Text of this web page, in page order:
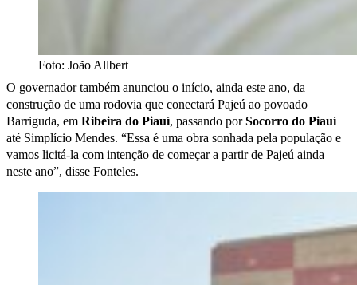
Foto: João Allbert
O governador também anunciou o início, ainda este ano, da
construção de uma rodovia que conectará Pajeú ao povoado
Barriguda, em Ribeira do Piauí, passando porSocorro do Piauí
até Simplício Mendes. “Essa é uma obra sonhada pela população e
vamos licitá-la com intenção de começar a partir de Pajeú ainda
neste ano”, disse Fonteles.